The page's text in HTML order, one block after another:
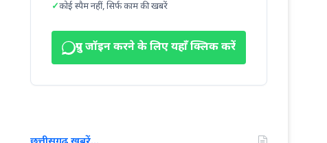
कोई स्पैम नहीं, सिर्फ काम की खबरें
ग्रुप जॉइन करने के लिए यहाँ क्लिक करें